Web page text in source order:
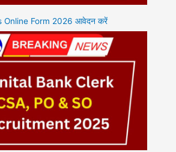
Online Form 2026 आवेदन करें